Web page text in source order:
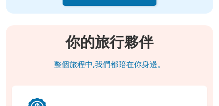
你的旅行夥伴
整個旅程中,我們都陪在你身邊。